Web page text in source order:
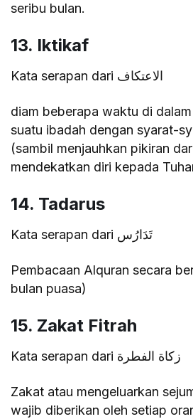
seribu bulan.
13. Iktikaf
Kata serapan dari الاعتكاف
diam beberapa waktu di
suatu ibadah dengan syarat-
(sambil menjauhkan pikiran
mendekatkan diri kepada
14. Tadarus
Pembacaan Alquran secara
bulan puasa)
15. Zakat Fitrah
Zakat atau mengeluarkan
wajib diberikan oleh setiap